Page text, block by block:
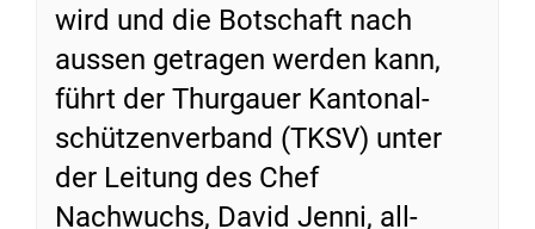
wird und die Botschaft nach
aussen getragen werden kann,
führt der Thurgauer Kantonal-
schützenverband (TKSV) unter
der Leitung des Chef
Nachwuchs, David Jenni, all-